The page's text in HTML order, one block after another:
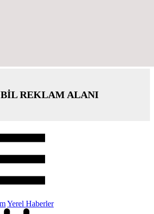
REKLAM ALANI
Yerel Haberler